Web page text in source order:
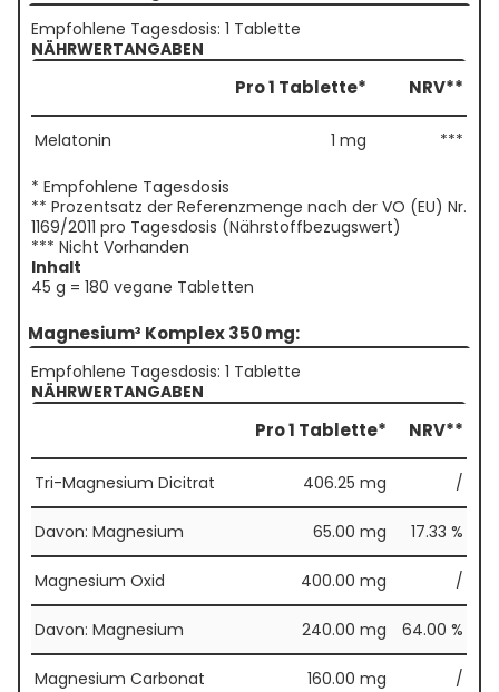
Empfohlene Tagesdosis: 1 Tablette
NÄHRWERTANGABEN
Pro 1 Tablette* NRV**
Melatonin 1 mg ***
* Empfohlene Tagesdosis
** Prozentsatz der Referenzmenge nach der VO (EU) Nr.
1169/2011 pro Tagesdosis (Nährstoffbezugswert)
*** Nicht Vorhanden
Inhalt
45 g = 180 vegane Tabletten
Magnesium³ Komplex 350 mg:
Empfohlene Tagesdosis: 1 Tablette
NÄHRWERTANGABEN
Pro 1 Tablette* NRV**
Tri-Magnesium Dicitrat 406.25 mg /
Davon: Magnesium 65.00 mg 17.33 %
Magnesium Oxid 400.00 mg /
Davon: Magnesium 240.00 mg 64.00 %
Magnesium Carbonat 160.00 mg /